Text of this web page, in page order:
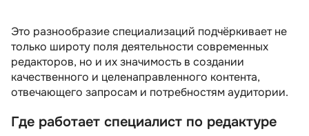
Это разнообразие специализаций подчёркивает не
только широту поля деятельности современных
редакторов, но и их значимость в создании
качественного и целенаправленного контента,
отвечающего запросам и потребностям аудитории.
Где работает специалист по редактуре